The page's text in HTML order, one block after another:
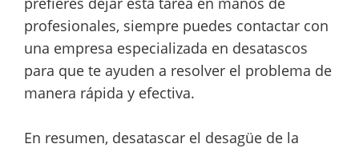
profesionales, siempre puedes contactar con
una empresa especializada en desatascos
para que te ayuden a resolver el problema de
manera rápida y efectiva.
En resumen, desatascar el desagüe de la